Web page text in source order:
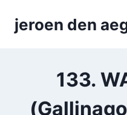
jeroen den
133.